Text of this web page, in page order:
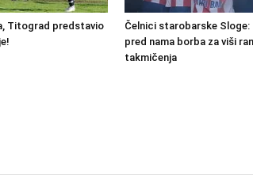
Titograd predstavio
Čelnici starobarske Sloge:
pred nama borba za viši
takmičenja